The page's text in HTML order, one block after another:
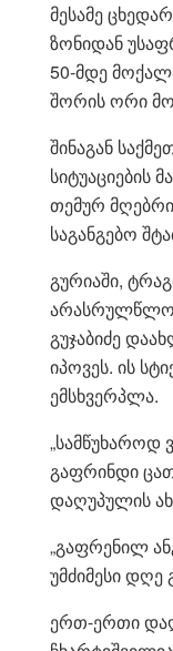
მესამე
ზონიდან
50-მდე
შორის ორი
შინაგან
სიტუაციების
თემურ
საგანგებო
გურიაში,
გუჯაბიძე
იპოვეს. ის
ემსხვერპლა.
„სამწუხაროდ
გაფრინდი
დაღუპულის
„გაფრენილ
უმძიმესი დღე
ერთ-ერთი